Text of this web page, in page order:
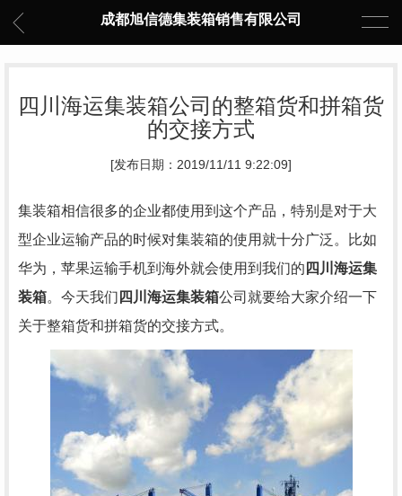
成都旭信德集装箱销售有限公司
四川海运集装箱公司的整箱货和拼箱货
的交接方式
[发布日期：2019/11/11 9:22:09]
集装箱相信很多的企业都使用到这个产品，特别是对于大
型企业运输产品的时候对集装箱的使用就十分广泛。比如
华为，苹果运输手机到海外就会使用到我们的 四川 海运集
装箱。今天我们 四川 海运集装箱公司就要给大家介绍一下
关于整箱货和拼箱货的交接方式。